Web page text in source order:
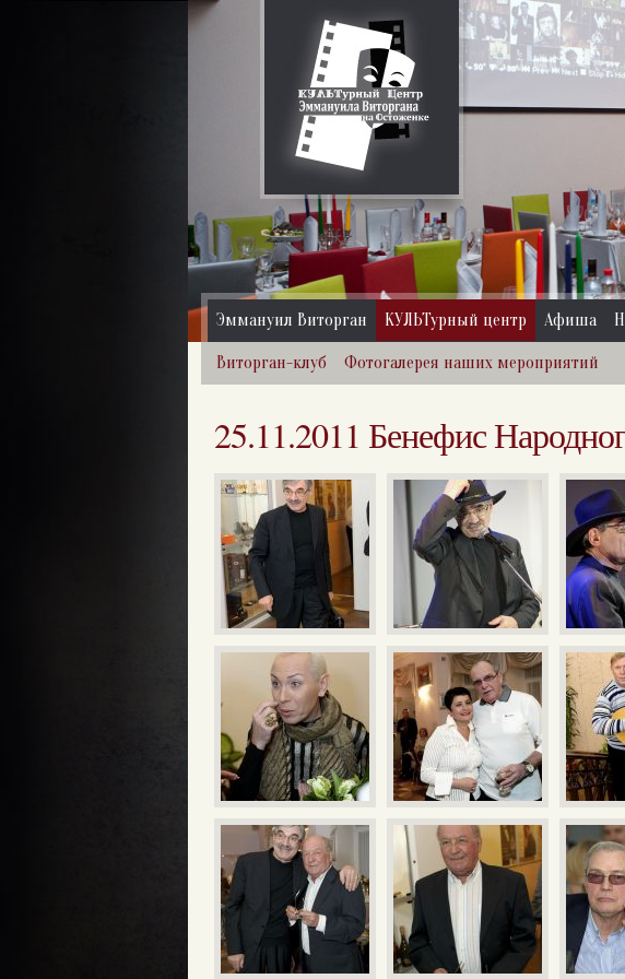
Эммануил Виторган КУЛЬТурный центр Афиша
Виторган-клуб Фотогалерея наших мероприятий
25.11.2011 Бенефис